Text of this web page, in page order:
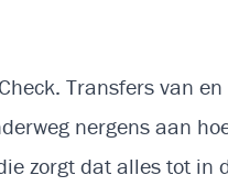
Transfers van
nergens aan
zorgt dat alles tot in